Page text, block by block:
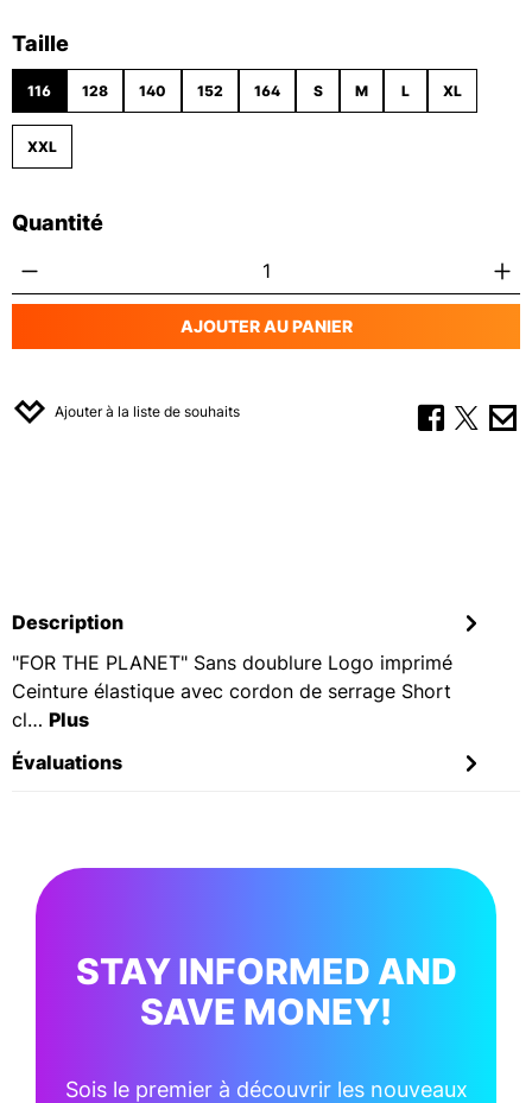
Sélectionnez
Taille
116 128 140 152 164 S M L XL
XXL
Quantité
Quantité de produit : Entrez la quantité
AJOUTER AU PANIER
Ajouter à la liste de souhaits
Description
"FOR THE PLANET" Sans doublure Logo imprimé
Ceinture élastique avec cordon de serrage Short
cl… Plus
Évaluations
STAY INFORMED AND
SAVE MONEY!
Sois le premier à découvrir les nouveaux